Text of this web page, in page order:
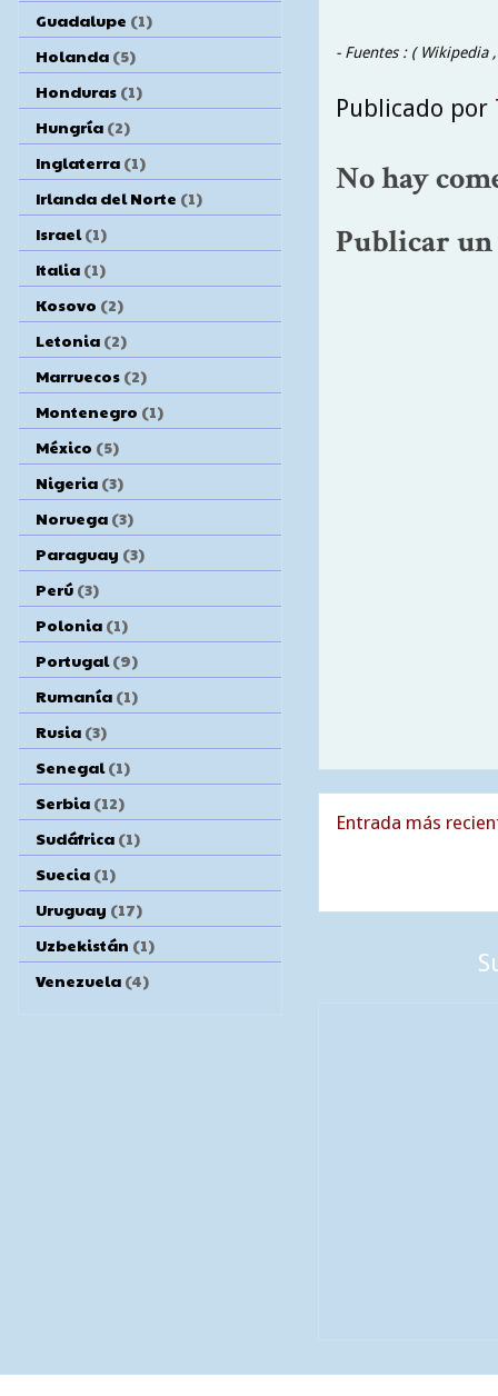
- Fuentes : ( Wikipedia
Publicado por
No hay
Publicar
Entrada más
Guadalupe (1)
Holanda (5)
Honduras (1)
Hungría (2)
Inglaterra (1)
Irlanda del Norte (1)
Israel (1)
Italia (1)
Kosovo (2)
Letonia (2)
Marruecos (2)
Montenegro (1)
México (5)
Nigeria (3)
Noruega (3)
Paraguay (3)
Perú (3)
Polonia (1)
Portugal (9)
Rumanía (1)
Rusia (3)
Senegal (1)
Serbia (12)
Sudáfrica (1)
Suecia (1)
Uruguay (17)
Uzbekistán (1)
Venezuela (4)